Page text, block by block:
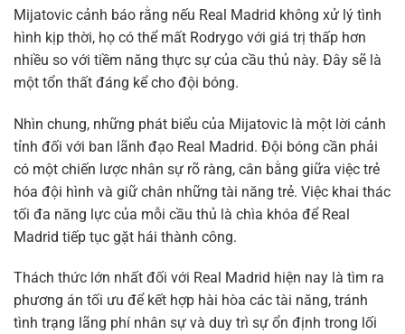
Mijatovic cảnh báo rằng nếu Real Madrid không xử lý tình
hình kịp thời, họ có thể mất Rodrygo với giá trị thấp hơn
nhiều so với tiềm năng thực sự của cầu thủ này. Đây sẽ là
một tổn thất đáng kể cho đội bóng.
Nhìn chung, những phát biểu của Mijatovic là một lời cảnh
tỉnh đối với ban lãnh đạo Real Madrid. Đội bóng cần phải
có một chiến lược nhân sự rõ ràng, cân bằng giữa việc trẻ
hóa đội hình và giữ chân những tài năng trẻ. Việc khai thác
tối đa năng lực của mỗi cầu thủ là chìa khóa để Real
Madrid tiếp tục gặt hái thành công.
Thách thức lớn nhất đối với Real Madrid hiện nay là tìm ra
phương án tối ưu để kết hợp hài hòa các tài năng, tránh
tình trạng lãng phí nhân sự và duy trì sự ổn định trong lối